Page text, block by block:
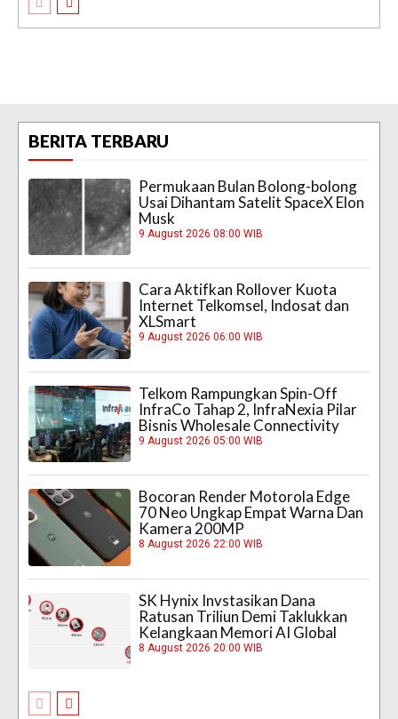
BERITA TERBARU
Permukaan Bulan Bolong-bolong
Usai Dihantam Satelit SpaceX Elon
Musk
9 August 2026 08:00 WIB
Cara Aktifkan Rollover Kuota
Internet Telkomsel, Indosat dan
XLSmart
9 August 2026 06:00 WIB
Telkom Rampungkan Spin-Off
InfraCo Tahap 2, InfraNexia Pilar
Bisnis Wholesale Connectivity
9 August 2026 05:00 WIB
Bocoran Render Motorola Edge
70 Neo Ungkap Empat Warna Dan
Kamera 200MP
8 August 2026 22:00 WIB
SK Hynix Invstasikan Dana
Ratusan Triliun Demi Taklukkan
Kelangkaan Memori AI Global
8 August 2026 20:00 WIB